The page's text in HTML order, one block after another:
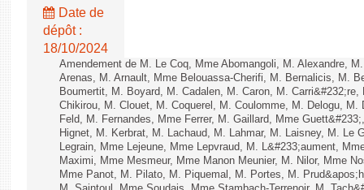
Date de
dépôt :
18/10/2024
Amendement de M. Le Coq, Mme Abomangoli, M. Alexandre,
Arenas, M. Arnault, Mme Belouassa-Cherifi, M. Bernalicis, M.
Boumertit, M. Boyard, M. Cadalen, M. Caron, M.
Chikirou, M. Clouet, M. Coquerel, M. Coulomme, M. Delogu, M.
Feld, M. Fernandes, Mme Ferrer, M. Gaillard, Mme
Hignet, M. Kerbrat, M. Lachaud, M. Lahmar, M. Laisney, M. Le
Legrain, Mme Lejeune, Mme Lepvraud, M. L&#233;aument,
Maximi, Mme Mesmeur, Mme Manon Meunier, M. Nilor, Mme
Mme Panot, M. Pilato, M. Piquemal, M. Portes, M.